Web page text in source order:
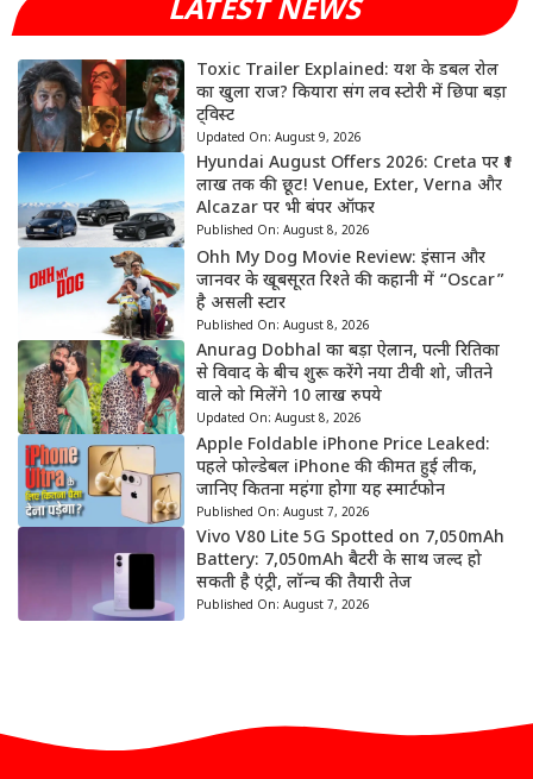
LATEST NEWS
Toxic Trailer Explained: यश के डबल रोल
का खुला राज? कियारा संग लव स्टोरी में छिपा बड़ा
ट्विस्ट
Updated On: August 9, 2026
Hyundai August Offers 2026: Creta पर ₹1
लाख तक की छूट! Venue, Exter, Verna और
Alcazar पर भी बंपर ऑफर
Published On: August 8, 2026
Ohh My Dog Movie Review: इंसान और
जानवर के खूबसूरत रिश्ते की कहानी में “Oscar”
है असली स्टार
Published On: August 8, 2026
Anurag Dobhal का बड़ा ऐलान, पत्नी रितिका
से विवाद के बीच शुरू करेंगे नया टीवी शो, जीतने
वाले को मिलेंगे 10 लाख रुपये
Updated On: August 8, 2026
Apple Foldable iPhone Price Leaked:
पहले फोल्डेबल iPhone की कीमत हुई लीक,
जानिए कितना महंगा होगा यह स्मार्टफोन
Published On: August 7, 2026
Vivo V80 Lite 5G Spotted on 7,050mAh
Battery: 7,050mAh बैटरी के साथ जल्द हो
सकती है एंट्री, लॉन्च की तैयारी तेज
Published On: August 7, 2026